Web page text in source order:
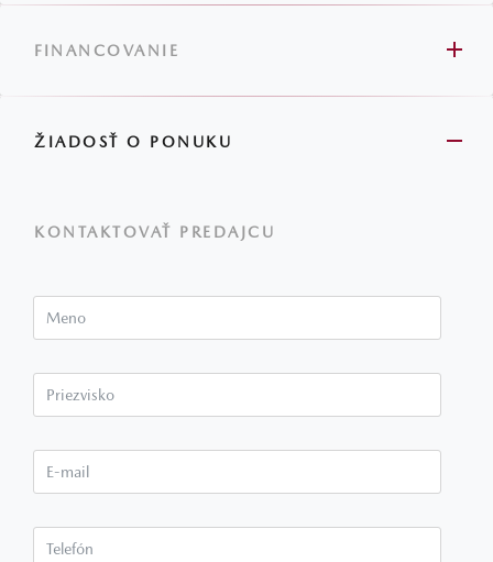
FINANCOVANIE
ŽIADOSŤ O PONUKU
KONTAKTOVAŤ PREDAJCU